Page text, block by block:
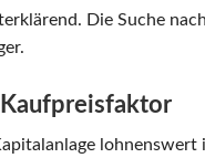
Die Suche